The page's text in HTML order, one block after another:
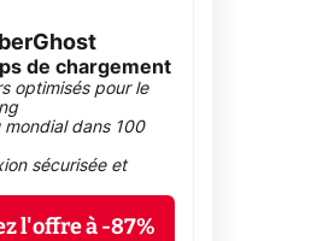
de chargement
optimisés pour le
mondial dans 100
sécurisée et
l'offre à -87%